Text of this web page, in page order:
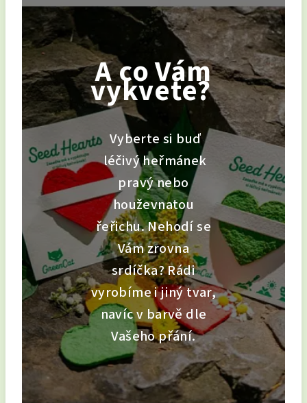
A co Vám
vykvete?
Vyberte si buď
léčivý heřmánek
pravý nebo
houževnatou
řeřichu. Nehodí se
Vám zrovna
srdíčka? Rádi
vyrobíme i jiný tvar,
navíc v barvě dle
Vašeho přání.